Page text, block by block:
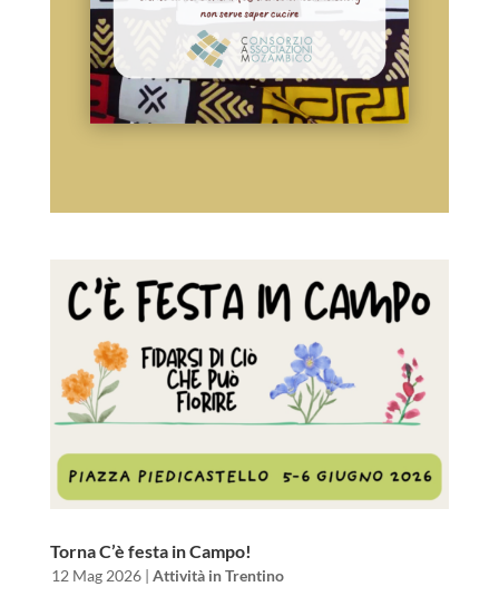
Torna C’è festa in Campo!
12 Mag 2026| Attività in Trentino